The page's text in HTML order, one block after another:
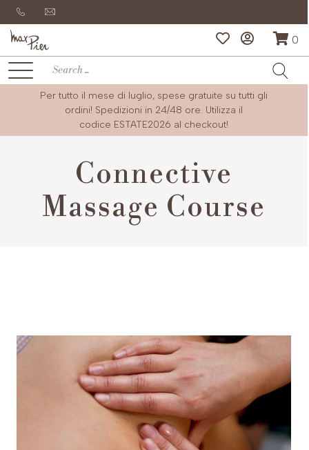
0
Per tutto il mese di luglio, spese gratuite su tutti gli
ordini! Spedizioni in 24/48 ore. Utilizza il
codice ESTATE2026 al checkout!
Connective
Massage Course